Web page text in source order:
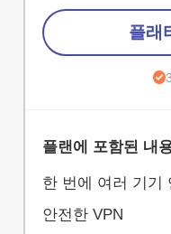
플래
플랜에 포함된 내
한 번에 여러 기기
안전한 VPN